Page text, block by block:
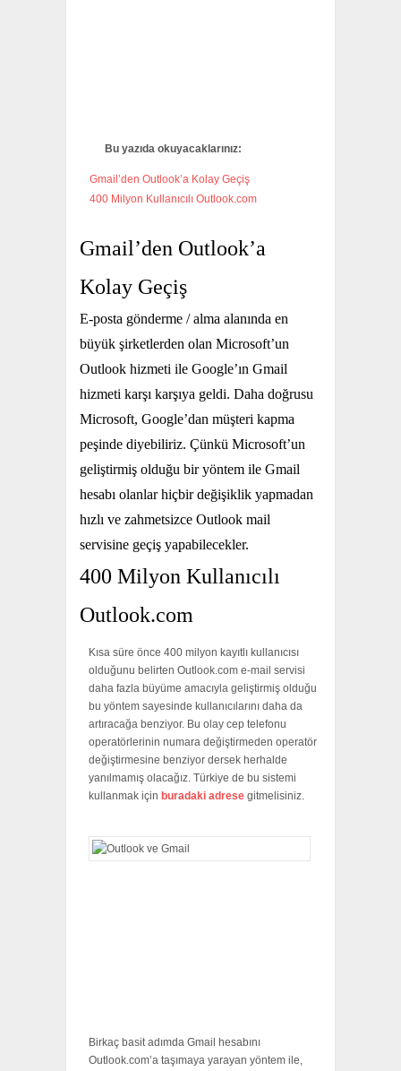
Bu yazıda okuyacaklarınız:
Gmail’den Outlook’a Kolay Geçiş
400 Milyon Kullanıcılı Outlook.com
Gmail’den Outlook’a
Kolay Geçiş
E-posta gönderme / alma alanında en
büyük şirketlerden olan Microsoft’un
Outlook hizmeti ile Google’ın Gmail
hizmeti karşı karşıya geldi. Daha doğrusu
Microsoft, Google’dan müşteri kapma
peşinde diyebiliriz. Çünkü Microsoft’un
geliştirmiş olduğu bir yöntem ile Gmail
hesabı olanlar hiçbir değişiklik yapmadan
hızlı ve zahmetsizce Outlook mail
servisine geçiş yapabilecekler.
400 Milyon Kullanıcılı
Outlook.com
Kısa süre önce 400 milyon kayıtlı kullanıcısı
olduğunu belirten Outlook.com e-mail servisi
daha fazla büyüme amacıyla geliştirmiş olduğu
bu yöntem sayesinde kullanıcılarını daha da
artıracağa benziyor. Bu olay cep telefonu
operatörlerinin numara değiştirmeden operatör
değiştirmesine benziyor dersek herhalde
yanılmamış olacağız. Türkiye de bu sistemi
kullanmak için buradaki adrese gitmelisiniz.
Birkaç basit adımda Gmail hesabını
Outlook.com’a taşımaya yarayan yöntem ile,